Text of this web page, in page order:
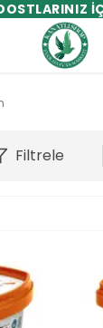
Filtrele